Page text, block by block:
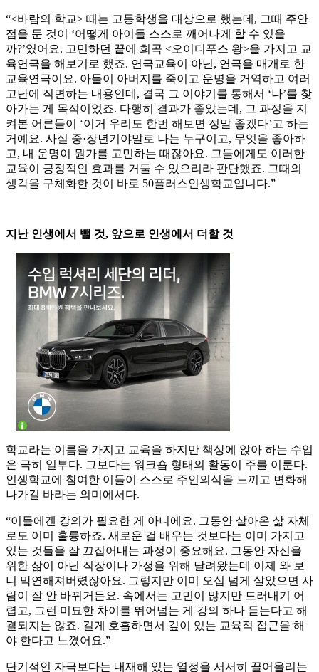
“<바람의 학교> 때는 고등학생을 대상으로 했는데, 그때 주안
점을 둔 것이 ‘어떻게 아이들 스스로 깨어나게 할 수 있을
까?’였어요. 고민하던 끝에 희곡 <오이디푸스 왕>을 가지고 교
육연극을 해보기로 했죠. 연극교육이 아닌, 연극을 매개로 한
교육연극이요. 아들이 아버지를 죽이고 운명을 거역하고 여러
고난에 직면하는 내용인데, 결국 그 이야기를 통해서 ‘나’를 찾
아가는 게 목적이었죠. 다행히 결과가 좋았는데, 그 과정을 지
켜본 어른들이 ‘이거 우리도 한번 해보면 정말 좋겠다’고 하는
거예요. 사실 중·장년기야말로 나는 누구이고, 무엇을 좋아하
고, 내 운명이 뭔가를 고민하는 때잖아요. 그들에게도 이러한
교육이 긍정적인 효과를 거둘 수 있으리라 판단했죠. 그때의
생각을 구체화한 것이 바로 50플러스인생학교입니다.”
지난 인생에서 뺄 것, 앞으로 인생에서 더할 것
학교라는 이름을 가지고 교육을 하지만 책상에 앉아 하는 수업
은 극히 일부다. 그보다는 워크숍 형태의 활동이 주를 이룬다.
인생학교에 참여한 이들이 스스로 주인의식을 느끼고 변화해
나가길 바라는 의미에서다.
“이들에겐 강의가 필요한 게 아니에요. 그동안 살아온 삶 자체
로도 이미 훌륭하죠. 새로운 걸 배우는 것보다는 이미 가지고
있는 것들을 잘 끄집어내는 과정이 중요해요. 그동안 자신을
위한 삶이 아닌 직장이나 가정을 위해 달려왔는데 이제 와 보
니 막연해져버렸잖아요. 그렇지만 이미 오십 넘게 살았으면 사
람이 잘 안 바뀌거든요. 속에서는 고민이 많지만 드러내기 어
렵고, 그런 미묘한 차이를 뛰어넘는 게 강의 하나 듣는다고 해
결되지는 않죠. 길게 호흡하면서 깊이 있는 교육적 접근을 해
야 한다고 느꼈어요.”
단기적인 자극보다는 내재해 있는 열정을 서서히 끌어올리는